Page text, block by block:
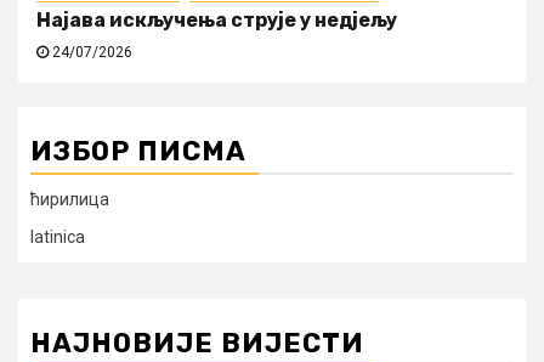
Најава искључења струје у недјељу
24/07/2026
ИЗБОР ПИСМА
ћирилица
latinica
НАЈНОВИЈЕ ВИЈЕСТИ